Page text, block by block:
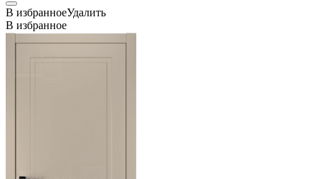
В избранноеУдалить
В избранное